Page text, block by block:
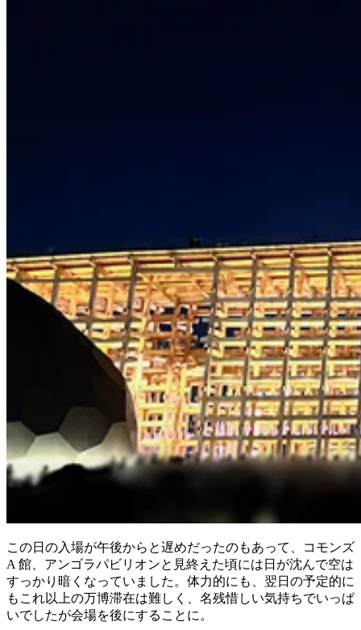
この日の入場が午後からと遅めだったのもあって、コモンズ
A 館、アンゴラパビリオンと見終えた頃には日が沈んで空は
すっかり暗くなっていました。体力的にも、翌日の予定的に
もこれ以上の万博滞在は難しく、名残惜しい気持ちでいっぱ
いでしたが会場を後にすることに。